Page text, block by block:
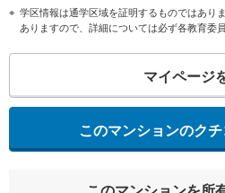
学区情報は通学区域を証明するものではあり
ありますので、詳細については必ず各教育委
マイページ
このマンションのク